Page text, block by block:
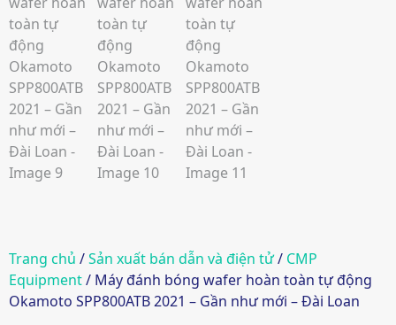
Trang chủ /Sản xuất bán dẫn và điện tử/ CMP
Equipment/ Máy đánh bóng wafer hoàn toàn tự động
Okamoto SPP800ATB 2021 – Gần như mới – Đài Loan